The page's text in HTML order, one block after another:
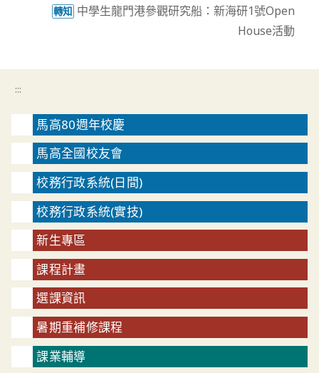
轉知 中學生龍門港參觀研究船：新海研1號Open
House活動
:::
馬高80週年校慶
馬高全國校友會
校務行政系統(日間)
校務行政系統(實技)
新生專區
課程計畫
選課資訊
暑期重補修課程
課業輔導